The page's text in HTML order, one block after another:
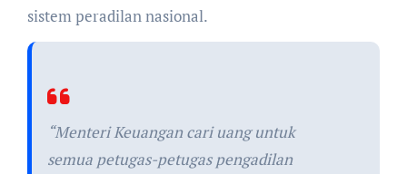
sistem peradilan nasional.
“Menteri Keuangan cari uang untuk
semua petugas-petugas pengadilan